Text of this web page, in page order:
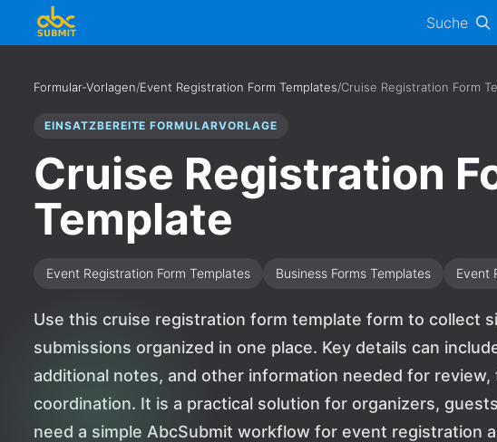
Suche
Formular-Vorlagen/Event Registration Form Templates/Cruise Registration Form
EINSATZBEREITE FORMULARVORLAGE
Cruise Registration
Template
Event Registration Form Templates Business Forms Templates Event
Use this cruise registration form template form to collect
submissions organized in one place. Key details can
additional notes, and other information needed for
coordination. It is a practical solution for organizers,
need a simple AbcSubmit workflow for event registration